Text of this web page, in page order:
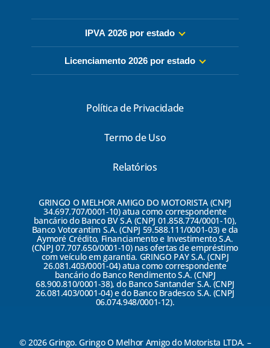
IPVA 2026 por estado
Licenciamento 2026 por estado
Política de Privacidade
Termo de Uso
Relatórios
GRINGO O MELHOR AMIGO DO MOTORISTA (CNPJ
34.697.707/0001-10) atua como correspondente
bancário do Banco BV S.A (CNPJ 01.858.774/0001-10),
Banco Votorantim S.A. (CNPJ 59.588.111/0001-03) e da
Aymoré Crédito, Financiamento e Investimento S.A.
(CNPJ 07.707.650/0001-10) nas ofertas de empréstimo
com veículo em garantia. GRINGO PAY S.A. (CNPJ
26.081.403/0001-04) atua como correspondente
bancário do Banco Rendimento S.A. (CNPJ
68.900.810/0001-38), do Banco Santander S.A. (CNPJ
26.081.403/0001-04) e do Banco Bradesco S.A. (CNPJ
06.074.948/0001-12).
© 2026 Gringo. Gringo O Melhor Amigo do Motorista LTDA. –